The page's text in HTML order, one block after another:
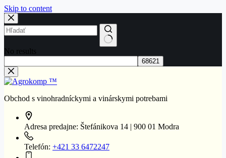
Skip to content
No results
Obchod s vinohradníckymi a vinárskymi potrebami
Adresa predajne: Štefánikova 14 | 900 01 Modra
Telefón: +421 33 6472247